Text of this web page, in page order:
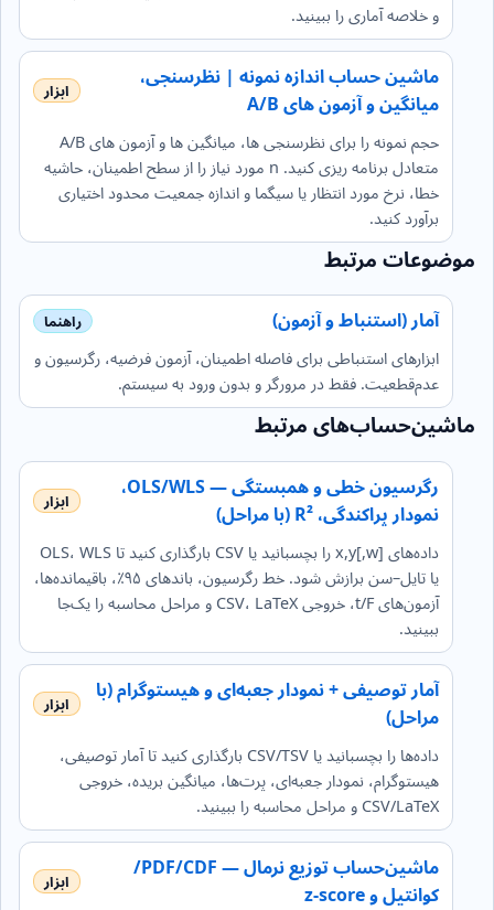
و خلاصه آماری را ببینید.
ماشین حساب اندازه نمونه | نظرسنجی،
میانگین و آزمون های A/B
حجم نمونه را برای نظرسنجی ها، میانگین ها و آزمون های A/B
متعادل برنامه ریزی کنید. n مورد نیاز را از سطح اطمینان، حاشیه
خطا، نرخ مورد انتظار یا سیگما و اندازه جمعیت محدود اختیاری
برآورد کنید.
موضوعات مرتبط
آمار (استنباط و آزمون)
ابزارهای استنباطی برای فاصله اطمینان، آزمون فرضیه، رگرسیون و
عدم‌قطعیت. فقط در مرورگر و بدون ورود به سیستم.
ماشین‌حساب‌های مرتبط
رگرسیون خطی و همبستگی — OLS/WLS،
نمودار پراکندگی، R² (با مراحل)
داده‌های x,y[,w] را بچسبانید یا CSV بارگذاری کنید تا OLS، WLS
یا تایل–سن برازش شود. خط رگرسیون، باندهای ۹۵٪، باقیمانده‌ها،
آزمون‌های t/F، خروجی CSV، LaTeX و مراحل محاسبه را یک‌جا
ببینید.
آمار توصیفی + نمودار جعبه‌ای و هیستوگرام (با
مراحل)
داده‌ها را بچسبانید یا CSV/TSV بارگذاری کنید تا آمار توصیفی،
هیستوگرام، نمودار جعبه‌ای، پرت‌ها، میانگین بریده، خروجی
CSV/LaTeX و مراحل محاسبه را ببینید.
ماشین‌حساب توزیع نرمال — PDF/CDF/
کوانتیل و z‑score